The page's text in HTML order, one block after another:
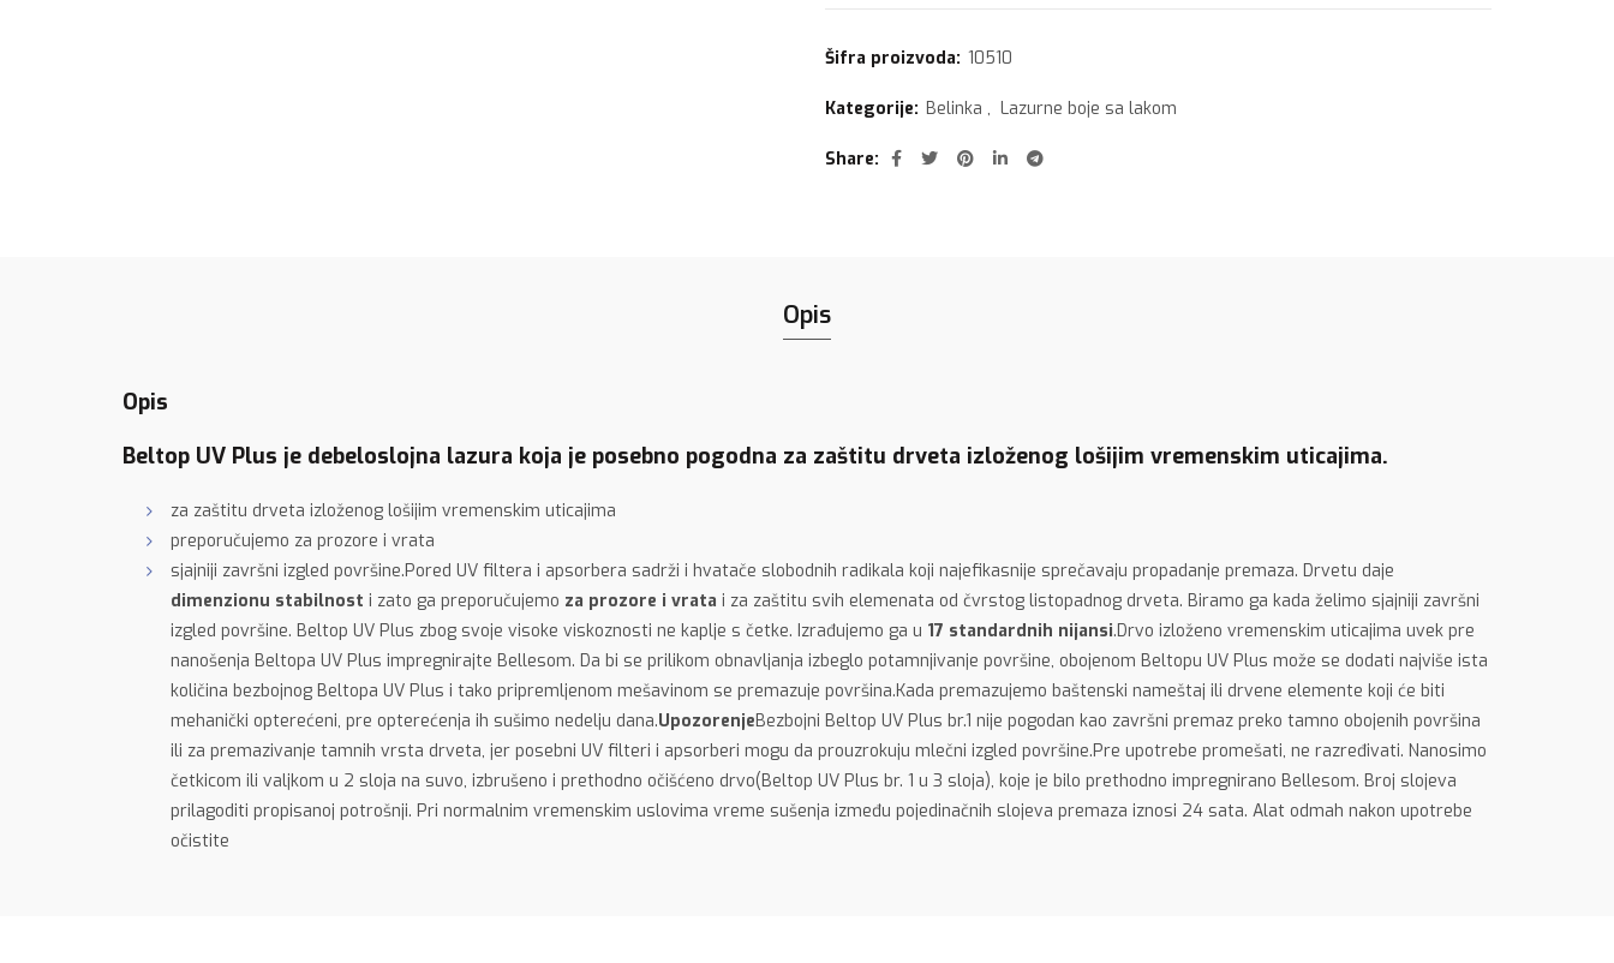
Šifra proizvoda: 10510
Kategorije: Belinka , Lazurne boje sa lakom
Share
Opis
Opis
Beltop UV Plus je debeloslojna lazura koja je posebno pogodna za zaštitu drveta izloženog lošijim vremenskim uticajima.
za zaštitu drveta izloženog lošijim vremenskim uticajima
preporučujemo za prozore i vrata
sjajniji završni izgled površine.Pored UV filtera i apsorbera sadrži i hvatače slobodnih radikala koji najefikasnije sprečavaju propadanje premaza. Drvetu daje
dimenzionu stabilnost i zato ga preporučujemo za prozore i vrata i za zaštitu svih elemenata od čvrstog listopadnog drveta. Biramo ga kada želimo sjajniji završni
izgled površine. Beltop UV Plus zbog svoje visoke viskoznosti ne kaplje s četke. Izrađujemo ga u 17 standardnih nijansi.Drvo izloženo vremenskim uticajima uvek pre
nanošenja Beltopa UV Plus impregnirajte Bellesom. Da bi se prilikom obnavljanja izbeglo potamnjivanje površine, obojenom Beltopu UV Plus može se dodati najviše ista
količina bezbojnog Beltopa UV Plus i tako pripremljenom mešavinom se premazuje površina.Kada premazujemo baštenski nameštaj ili drvene elemente koji će biti
mehanički opterećeni, pre opterećenja ih sušimo nedelju dana.UpozorenjeBezbojni Beltop UV Plus br.1 nije pogodan kao završni premaz preko tamno obojenih površina
ili za premazivanje tamnih vrsta drveta, jer posebni UV filteri i apsorberi mogu da prouzrokuju mlečni izgled površine.Pre upotrebe promešati, ne razređivati. Nanosimo
četkicom ili valjkom u 2 sloja na suvo, izbrušeno i prethodno očišćeno drvo(Beltop UV Plus br. 1 u 3 sloja), koje je bilo prethodno impregnirano Bellesom. Broj slojeva
prilagoditi propisanoj potrošnji. Pri normalnim vremenskim uslovima vreme sušenja između pojedinačnih slojeva premaza iznosi 24 sata. Alat odmah nakon upotrebe
očistite